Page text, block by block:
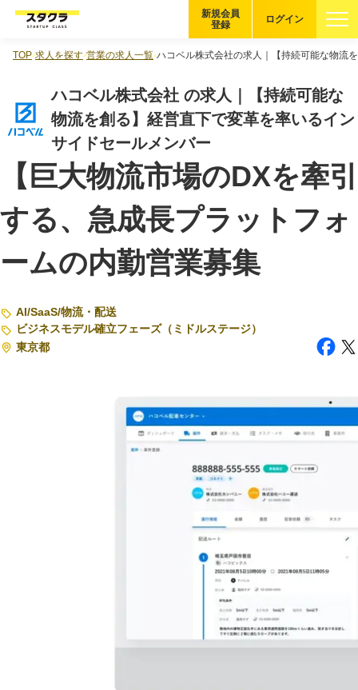
企業を探す
適性診断
スタクラが選ばれる理由
紹介する企業について
登録者の転職・副業実績
Startup Magazine
イベント・セミナー
ログイン
新規会員
登録
TOP 求人を探す 営業の求人一覧 ハコベル株式会社の求人｜【持続可能な物流
ハコベル株式会社 の求人｜【持続可能な
物流を創る】経営直下で変革を率いるイン
サイドセールメンバー
【巨大物流市場のDXを牽引
する、急成長プラットフォ
ームの内勤営業募集
AI/SaaS/物流・配送
ビジネスモデル確立フェーズ（ミドルステージ）
東京都